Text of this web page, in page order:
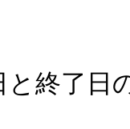
と終了日